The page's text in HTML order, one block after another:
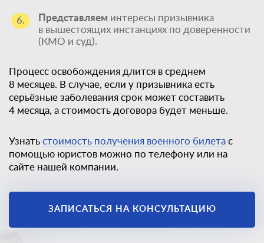
Единственный
законный способ
6. Представляем интересы призывника
в вышестоящих инстанциях по доверенности
(КМО и суд).
Процесс освобождения длится в среднем
8 месяцев. В случае, если у призывника есть
серьёзные заболевания срок может составить
4 месяца, а стоимость договора будет меньше.
Узнать стоимость получения военного билета с
помощью юристов можно по телефону или на
сайте нашей компании.
ЗАПИСАТЬСЯ НА КОНСУЛЬТАЦИЮ